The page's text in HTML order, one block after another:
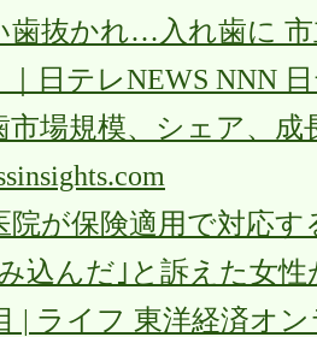
歯抜かれ…入れ歯に 市
｜日テレNEWS NNN
場規模、シェア、成
院が保険適用で対応す
込んだ｣と訴えた女
| ライフ 東洋経済オ